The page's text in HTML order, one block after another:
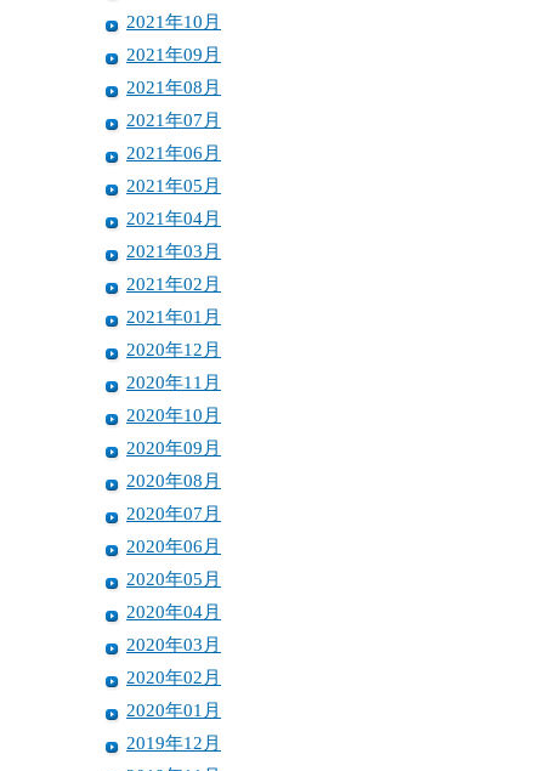
2021年10月
2021年09月
2021年08月
2021年07月
2021年06月
2021年05月
2021年04月
2021年03月
2021年02月
2021年01月
2020年12月
2020年11月
2020年10月
2020年09月
2020年08月
2020年07月
2020年06月
2020年05月
2020年04月
2020年03月
2020年02月
2020年01月
2019年12月